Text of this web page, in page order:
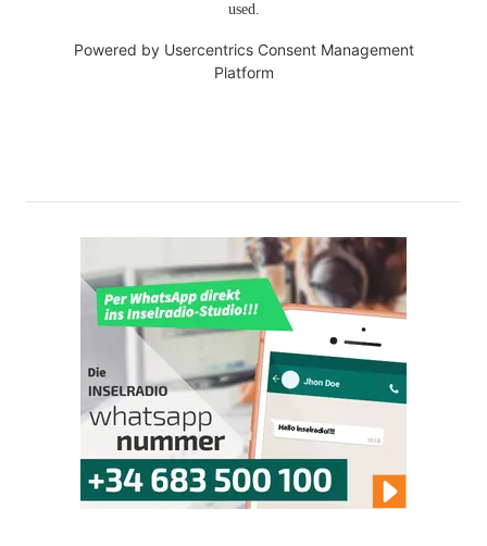
used.
Powered by Usercentrics Consent Management
Platform